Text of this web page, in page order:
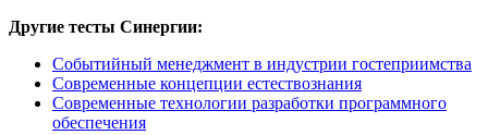
Другие тесты Синергии:
Событийный менеджмент в индустрии гостеприимства
Современные концепции естествознания
Современные технологии разработки программного
обеспечения